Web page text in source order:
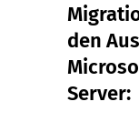
den
Server: